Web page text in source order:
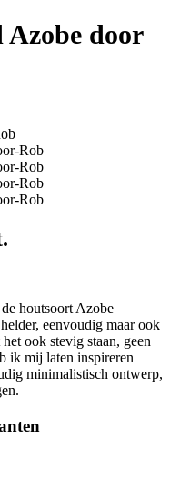
Azobe door
houtsoort Azobe
eenvoudig maar ook
ook stevig staan, geen
ik mij laten inspireren
minimalistisch ontwerp,